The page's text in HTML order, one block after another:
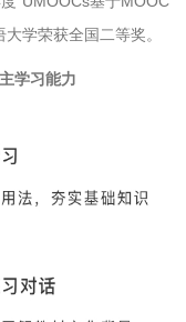
学荣获全国二等奖。
学习能力